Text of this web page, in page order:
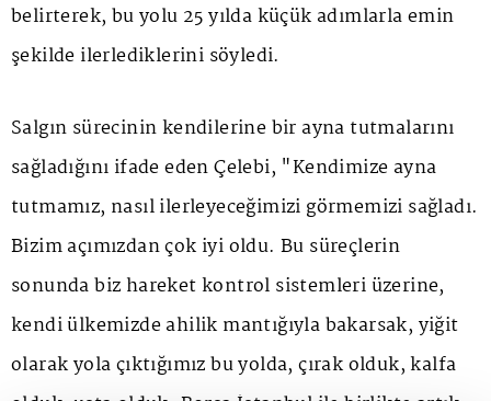
belirterek, bu yolu 25 yılda küçük adımlarla emin
şekilde ilerlediklerini söyledi.
Salgın sürecinin kendilerine bir ayna tutmalarını
sağladığını ifade eden Çelebi, "Kendimize ayna
tutmamız, nasıl ilerleyeceğimizi görmemizi sağladı.
Bizim açımızdan çok iyi oldu. Bu süreçlerin
sonunda biz hareket kontrol sistemleri üzerine,
kendi ülkemizde ahilik mantığıyla bakarsak, yiğit
olarak yola çıktığımız bu yolda, çırak olduk, kalfa